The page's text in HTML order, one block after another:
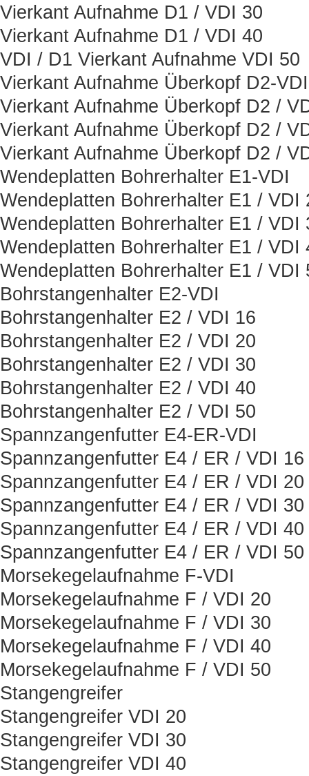
Vierkant Aufnahme D1 / VDI 30
Vierkant Aufnahme D1 / VDI 40
VDI / D1 Vierkant Aufnahme VDI 50
Vierkant Aufnahme Überkopf D2-VDI
Vierkant Aufnahme Überkopf D2 /
Vierkant Aufnahme Überkopf D2 /
Vierkant Aufnahme Überkopf D2 /
Wendeplatten Bohrerhalter E1-VDI
Wendeplatten Bohrerhalter E1 / VDI
Wendeplatten Bohrerhalter E1 / VDI
Wendeplatten Bohrerhalter E1 / VDI
Wendeplatten Bohrerhalter E1 / VDI
Bohrstangenhalter E2-VDI
Bohrstangenhalter E2 / VDI 16
Bohrstangenhalter E2 / VDI 20
Bohrstangenhalter E2 / VDI 30
Bohrstangenhalter E2 / VDI 40
Bohrstangenhalter E2 / VDI 50
Spannzangenfutter E4-ER-VDI
Spannzangenfutter E4 / ER / VDI 16
Spannzangenfutter E4 / ER / VDI 20
Spannzangenfutter E4 / ER / VDI 30
Spannzangenfutter E4 / ER / VDI 40
Spannzangenfutter E4 / ER / VDI 50
Morsekegelaufnahme F-VDI
Morsekegelaufnahme F / VDI 20
Morsekegelaufnahme F / VDI 30
Morsekegelaufnahme F / VDI 40
Morsekegelaufnahme F / VDI 50
Stangengreifer
Stangengreifer VDI 20
Stangengreifer VDI 30
Stangengreifer VDI 40